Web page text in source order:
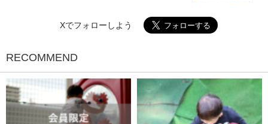
Xでフォローしよう
RECOMMEND